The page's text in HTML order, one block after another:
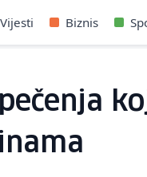
Vijesti Biznis